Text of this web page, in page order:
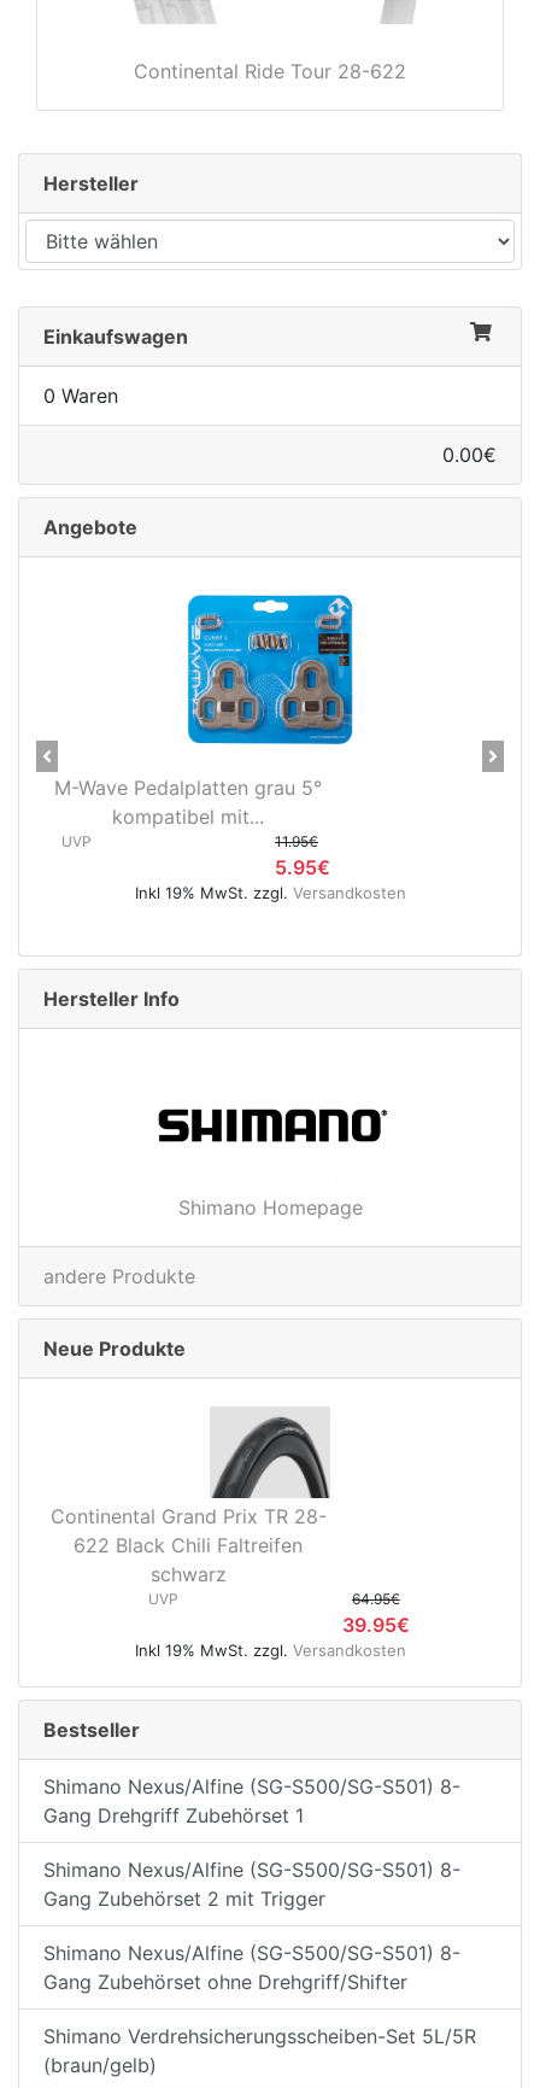
Continental Ride Tour 28-622
Hersteller
Einkaufswagen
0 Waren
0.00€
Angebote
Novatec X-Light Disc
Hinterradnabe Boost CL
89.95€
49.95€
Previous Next
Hersteller Info
Shimano Homepage
andere Produkte
Neue Produkte
Continental Grand Prix TR 28-
622 Black Chili Faltreifen
schwarz
UVP 64.95€
39.95€
Inkl 19% MwSt. zzgl. Versandkosten
Bestseller
Shimano Nexus/Alfine (SG-S500/SG-S501) 8-
Gang Drehgriff Zubehörset 1
Shimano Nexus/Alfine (SG-S500/SG-S501) 8-
Gang Zubehörset 2 mit Trigger
Shimano Nexus/Alfine (SG-S500/SG-S501) 8-
Gang Zubehörset ohne Drehgriff/Shifter
Shimano Verdrehsicherungsscheiben-Set 5L/5R
(braun/gelb)